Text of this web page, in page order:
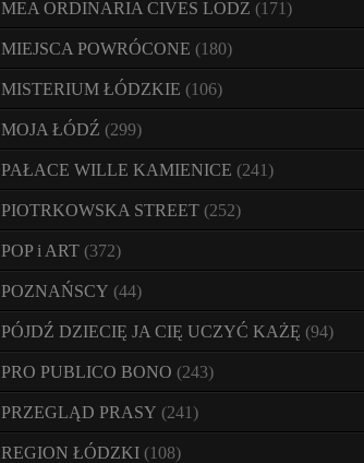
MEA ORDINARIA CIVES LODZ (171)
MIEJSCA POWRÓCONE (180)
MISTERIUM ŁÓDZKIE (106)
MOJA ŁÓDŹ (299)
PAŁACE WILLE KAMIENICE (241)
PIOTRKOWSKA STREET (252)
POP i ART (372)
POZNAŃSCY (44)
PÓJDŹ DZIECIĘ JA CIĘ UCZYĆ KAŻĘ (94)
PRO PUBLICO BONO (243)
PRZEGLĄD PRASY (241)
REGION ŁÓDZKI (108)